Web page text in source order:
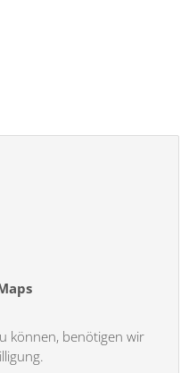
können, benötigen wir